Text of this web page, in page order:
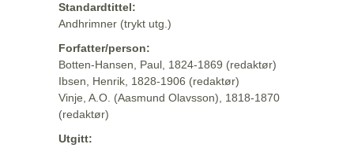
Standardtittel:
Andhrimner (trykt utg.)
Forfatter/person:
Botten-Hansen, Paul, 1824-1869 (redaktør)
Ibsen, Henrik, 1828-1906 (redaktør)
Vinje, A.O. (Aasmund Olavsson), 1818-1870
(redaktør)
Utgitt: